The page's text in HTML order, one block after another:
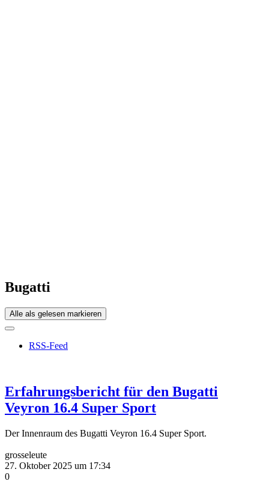
Bugatti
Alle als gelesen markieren
RSS-Feed
Erfahrungsbericht für den Bugatti
Veyron 16.4 Super Sport
Der Innenraum des Bugatti Veyron 16.4 Super Sport.
grosseleute
27. Oktober 2025 um 17:34
0